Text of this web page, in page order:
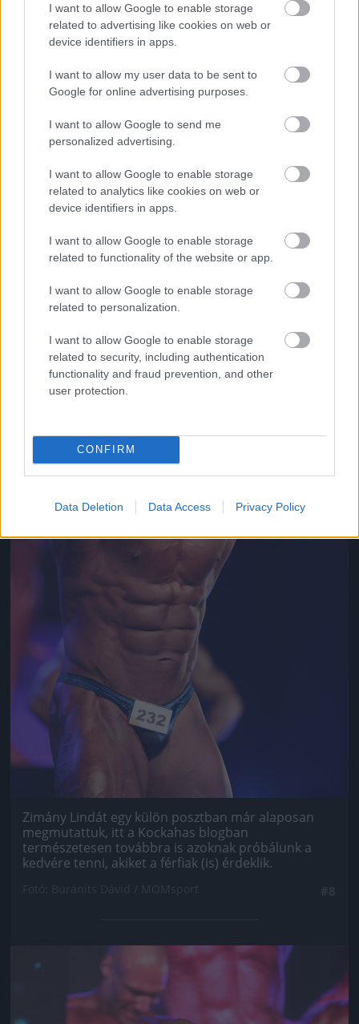
I want to allow Google to enable storage
related to advertising like cookies on web or
device identifiers in apps.
I want to allow my user data to be sent to
Google for online advertising purposes.
I want to allow Google to send me
personalized advertising.
I want to allow Google to enable storage
related to analytics like cookies on web or
device identifiers in apps.
I want to allow Google to enable storage
related to functionality of the website or app.
I want to allow Google to enable storage
related to personalization.
I want to allow Google to enable storage
related to security, including authentication
functionality and fraud prevention, and other
user protection.
CONFIRM
Data Deletion Data Access Privacy Policy
„Míg a versenyzők között Zimány Linda és Bálizs
Anett színésznőt fedezhették fel.”
Fotó: Buranits Dávid / MOMsport
Jön még kép!
Zimány Lindát egy külön posztban már alaposan
megmutattuk, itt a Kockahas blogban
természetesen továbbra is azoknak próbálunk a
kedvére tenni, akiket a férfiak (is) érdeklik.
Jön még kép!